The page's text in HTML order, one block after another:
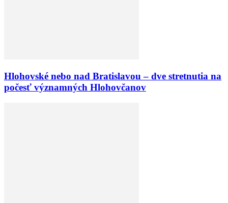
Hlohovské nebo nad Bratislavou – dve stretnutia na
počesť významných Hlohovčanov